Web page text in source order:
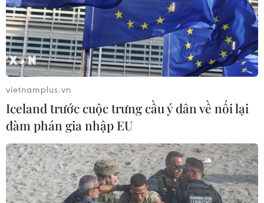
vietnamplus.vn
Iceland trước cuộc trưng cầu ý dân về nối lại
đàm phán gia nhập EU